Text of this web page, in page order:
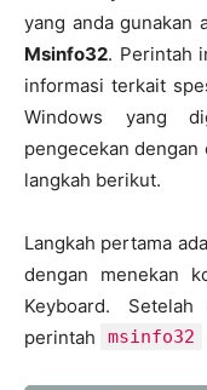
yang anda gunakan
Msinfo32. Perintah
informasi terkait
Windows yang
pengecekan dengan
langkah berikut.
Langkah pertama
dengan menekan
Keyboard.
perintah
msinfo32